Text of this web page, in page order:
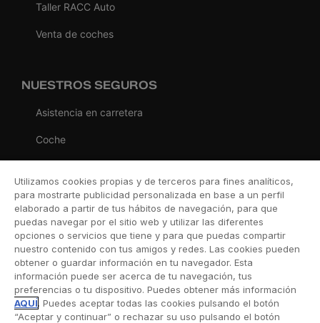
Taller RACC Auto
Venta de coches
NUESTROS SEGUROS
Asistencia en carretera
Coche
Viaje
Hogar
Vida
Decesos
Dental
Utilizamos cookies propias y de terceros para fines analíticos,
para mostrarte publicidad personalizada en base a un perfil
elaborado a partir de tus hábitos de navegación, para que
puedas navegar por el sitio web y utilizar las diferentes
opciones o servicios que tiene y para que puedas compartir
nuestro contenido con tus amigos y redes. Las cookies pueden
obtener o guardar información en tu navegador. Esta
información puede ser acerca de tu navegación, tus
preferencias o tu dispositivo. Puedes obtener más información
AQUÍ. Puedes aceptar todas las cookies pulsando el botón
“Aceptar y continuar” o rechazar su uso pulsando el botón